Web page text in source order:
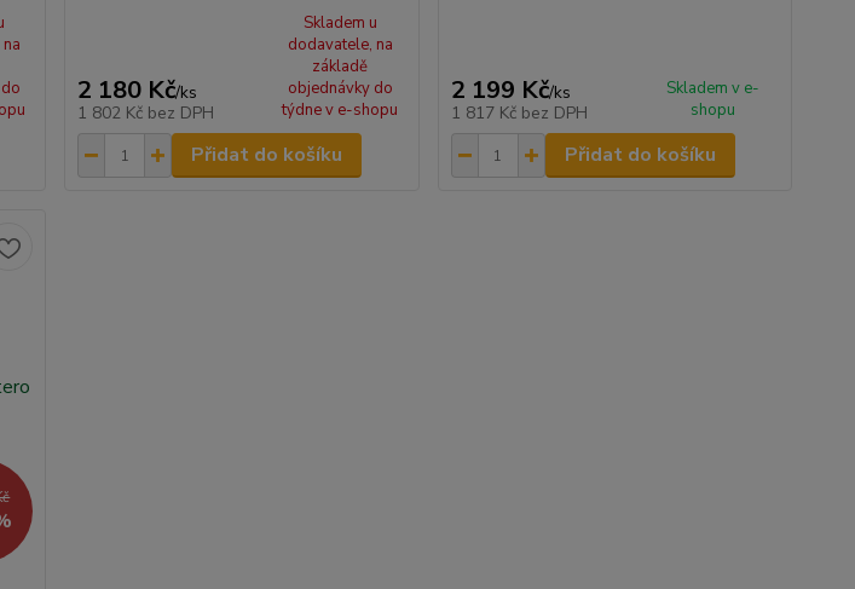
2 180 Kč/ks
1 802 Kč bez DPH
Skladem u
dodavatele, na
základě
objednávky do
týdne v e-shopu
Přidat do košíku
2 199 Kč/ks
1 817 Kč bez DPH
Skladem v e-
shopu
Přidat do košíku